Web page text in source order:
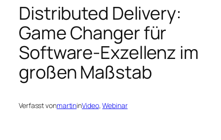
Distributed Delivery:
Game Changer für
Software-Exzellenz im
großen Maßstab
Verfasst vonmartininVideo, Webinar